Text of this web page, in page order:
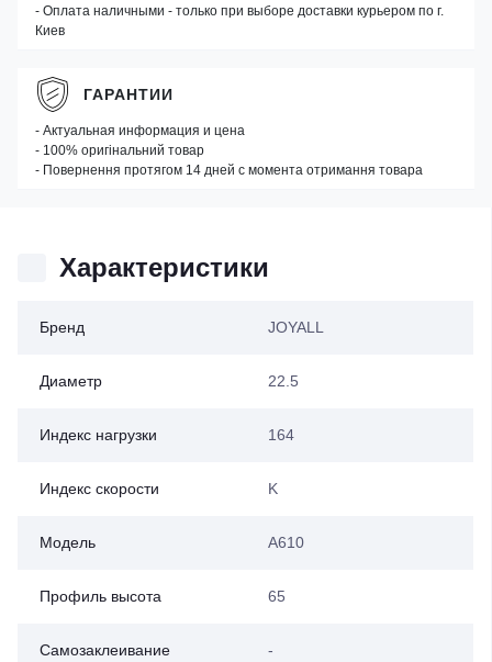
Характеристики
Бренд JOYALL
Диаметр 22.5
Индекс нагрузки 164
Индекс скорости K
Модель A610
Профиль высота 65
Самозаклеивание -
- Оплата наличными - только при выборе доставки курьером по г.
Киев
ГАРАНТИИ
- Актуальная информация и цена
- 100% оригінальний товар
- Повернення протягом 14 дней с момента отримання товара